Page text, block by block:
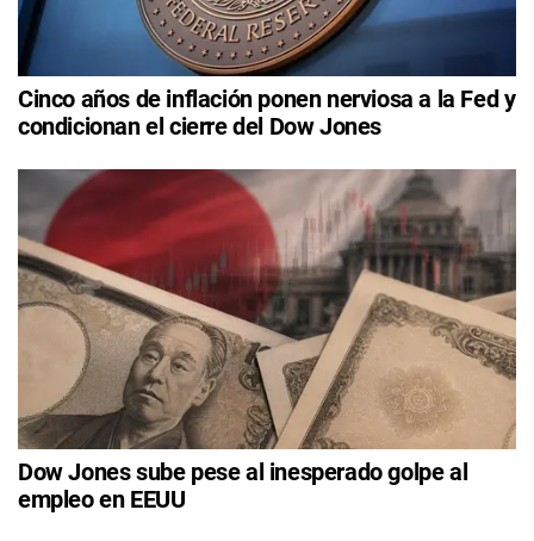
Cinco años de inflación ponen nerviosa a la Fed y
condicionan el cierre del Dow Jones
Dow Jones sube pese al inesperado golpe al
empleo en EEUU